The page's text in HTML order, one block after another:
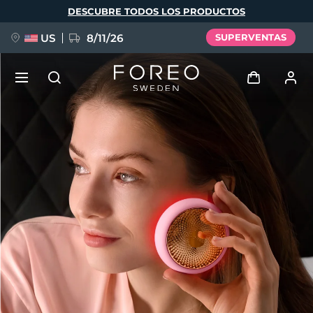
DESCUBRE TODOS LOS PRODUCTOS
US 8/11/26 SUPERVENTAS
Iniciar sesión
Perfil de usuario
Mis dispositivos
Mis pedidos
Mis direcciones
Mis suscripciones
FAQ™ Pure Beauty-Tech Elixir
BREAKING NEWS
issa™ Teeth Whitening Set
Idioma
Deutsch
Español
Français
Italiano
Português
Polski
Svenska
Русский
Türkçe
简体中文 繁體中文